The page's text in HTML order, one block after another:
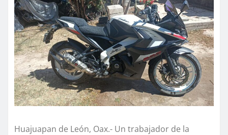
Huajuapan de León, Oax.- Un trabajador de la